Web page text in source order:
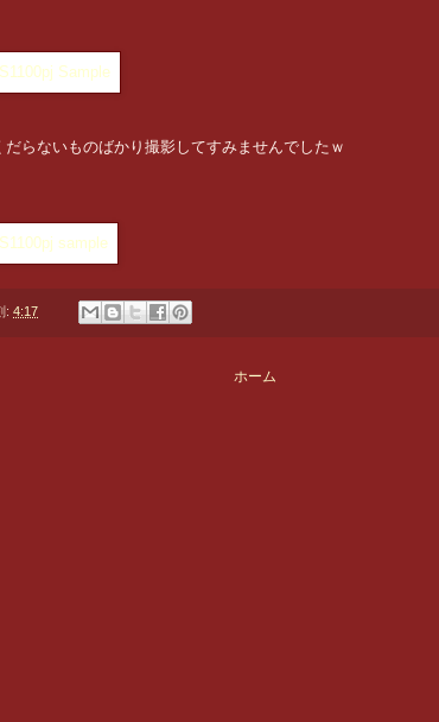
らないものばかり撮影してすみませんでしたｗ
: 4:17
ホーム